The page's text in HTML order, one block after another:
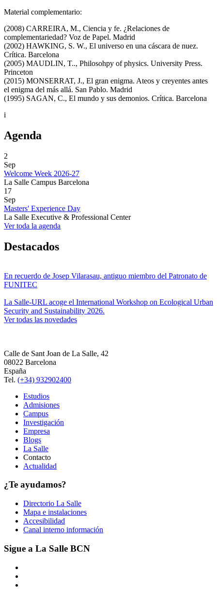
Material complementario:
(2008) CARREIRA, M., Ciencia y fe. ¿Relaciones de
complementariedad? Voz de Papel. Madrid
(2002) HAWKING, S. W., El universo en una cáscara de nuez.
Crítica. Barcelona
(2005) MAUDLIN, T.., Philosohpy of physics. University Press.
Princeton
(2015) MONSERRAT, J., El gran enigma. Ateos y creyentes antes
el enigma del más allá. San Pablo. Madrid
(1995) SAGAN, C., El mundo y sus demonios. Crítica. Barcelona
i
Agenda
2
Sep
Welcome Week 2026-27
La Salle Campus Barcelona
17
Sep
Masters' Experience Day
La Salle Executive & Professional Center
Ver toda la agenda
Destacados
En recuerdo de Josep Vilarasau, antiguo miembro del Patronato de
FUNITEC
La Salle-URL acoge el International Workshop on Ecological Urban
Security and Sustainability 2026.
Ver todas las novedades
Calle de Sant Joan de La Salle, 42
08022 Barcelona
España
Tel. (+34) 932902400
Estudios
Admisiones
Campus
Investigación
Empresa
Blogs
La Salle
Contacto
Actualidad
¿Te ayudamos?
Directorio La Salle
Mapa e instalaciones
Accesibilidad
Canal interno información
Sigue a La Salle BCN